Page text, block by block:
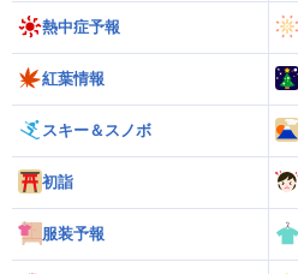
熱中症予報
紅葉情報
スキー＆スノボ
初詣
服装予報